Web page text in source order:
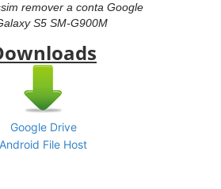
remover a conta Google
S5 SM-G900M
Google Drive
Android File Host